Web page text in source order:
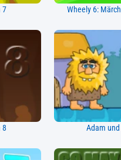
7 Wheely 6:
8 Adam und